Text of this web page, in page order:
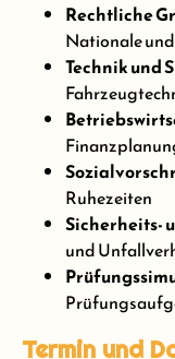
Rechtliche
Nationale
Technik und
Ruhezeiten
Sicherheits-
und
Termin und